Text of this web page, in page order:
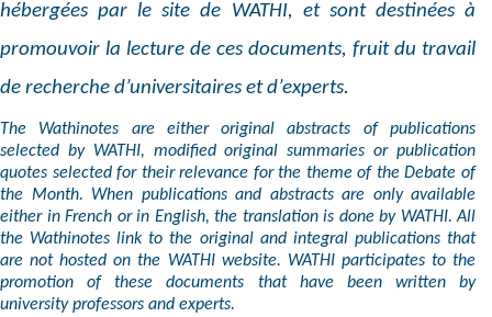
hébergées par le site de WATHI, et sont destinées à
promouvoir la lecture de ces documents, fruit du travail
de recherche d’universitaires et d’experts.
The Wathinotes are either original abstracts of publications
selected by WATHI, modified original summaries or publication
quotes selected for their relevance for the theme of the Debate of
the Month. When publications and abstracts are only available
either in French or in English, the translation is done by WATHI. All
the Wathinotes link to the original and integral publications that
are not hosted on the WATHI website. WATHI participates to the
promotion of these documents that have been written by
university professors and experts.